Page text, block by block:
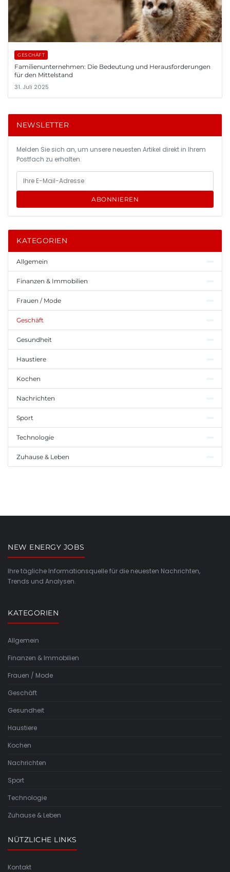
GESCHÄFT
Familienunternehmen: Die Bedeutung und Herausforderungen
für den Mittelstand
31. Juli 2025
NEWSLETTER
Melden Sie sich an, um unsere neuesten Artikel direkt in Ihrem
Postfach zu erhalten.
ABONNIEREN
KATEGORIEN
Allgemein
Finanzen & Immobilien
Frauen / Mode
Geschäft
Gesundheit
Haustiere
Kochen
Nachrichten
Sport
Technologie
Zuhause & Leben
NEW ENERGY JOBS
Ihre tägliche Informationsquelle für die neuesten Nachrichten,
Trends und Analysen.
KATEGORIEN
Allgemein
Finanzen & Immobilien
Frauen / Mode
Geschäft
Gesundheit
Haustiere
Kochen
Nachrichten
Sport
Technologie
Zuhause & Leben
NÜTZLICHE LINKS
Kontakt